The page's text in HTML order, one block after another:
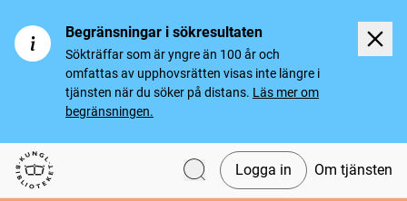
Begränsningar i sökresultaten
Sökträffar som är yngre än 100 år och
omfattas av upphovsrätten visas inte längre i
tjänsten när du söker på distans. Läs mer om
begränsningen.
Svenska tidningar
Logga in Om tjänsten